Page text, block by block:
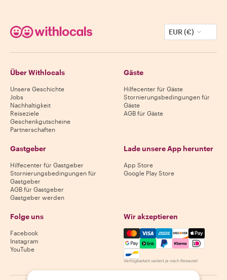
EUR (€)
Über Withlocals
Unsere Geschichte
Jobs
Nachhaltigkeit
Reiseziele
Geschenkgutscheine
Partnerschaften
Gäste
Hilfecenter für Gäste
Stornierungsbedingungen für
Gäste
AGB für Gäste
Gastgeber
Hilfecenter für Gastgeber
Stornierungsbedingungen für
Gastgeber
AGB für Gastgeber
Gastgeber werden
Lade unsere App herunter
App Store
Google Play Store
Folge uns
Facebook
Instagram
YouTube
Wir akzeptieren
Mastercard, Visa, Amex,
Verfügbarkeit variiert je nach Reiseziel